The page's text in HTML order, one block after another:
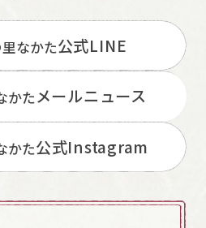
なかた公式LINE
かたメールニュース
かた公式Instagram